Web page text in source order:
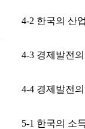
4-2 한국의 산
4-3 경제발전
4-4 경제발전
5-1 한국의 소